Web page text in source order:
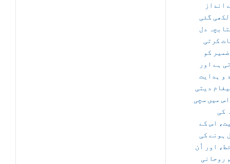
انداز
گئی
دل
کرتی
کو
ہے اور
و ہدایت
دیتی
میں سچی
کی
اس کے
ہونے کی
اور اُن
روحانی